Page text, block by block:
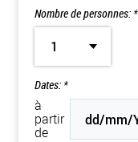
Nombre de personnes: *
1
Dates: *
à
partir
de